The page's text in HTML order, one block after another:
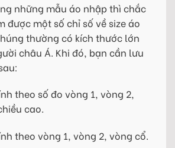
những mẫu áo nhập thì chắc
được một số chỉ số về size áo
thường có kích thước lớn
châu Á. Khi đó, bạn cần lưu
theo số đo vòng 1, vòng 2,
cao.
theo vòng 1, vòng 2, vòng cổ.